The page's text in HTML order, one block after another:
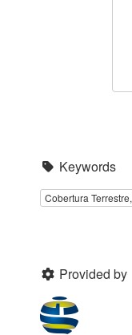
Keywords
Cobertura
Provided by